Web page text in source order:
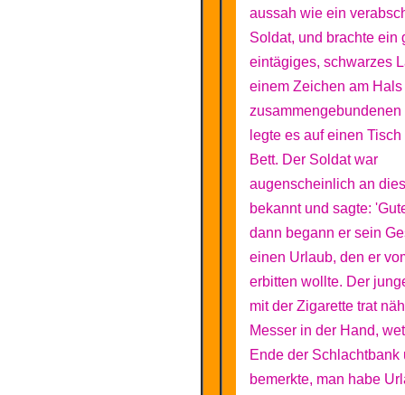
aussah wie ein
Soldat, und brachte ein
eintägiges, schwarzes
einem Zeichen am Hals
legte es auf einen
Bett. Der Soldat war
augenscheinlich an
bekannt und sagte:
dann begann er sein
einen Urlaub, den er
erbitten wollte. Der
mit der Zigarette trat
Messer in der Hand,
Ende der Schlachtbank
bemerkte, man habe